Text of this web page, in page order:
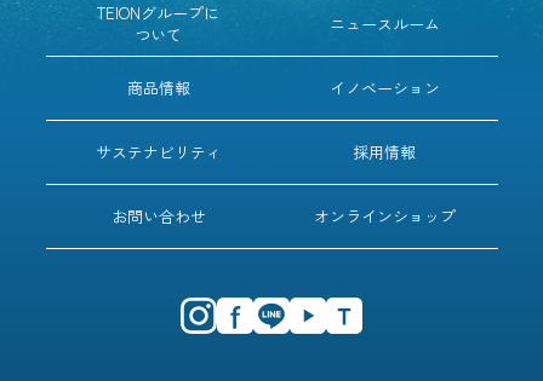
TEIONグループに
ついて
ニュースルーム
商品情報 イノベーション
サステナビリティ 採用情報
お問い合わせ オンラインショップ